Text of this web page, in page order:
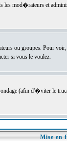
mod�rateurs et
ou groupes. Pour
si vous le voulez.
(afin d'�viter le
Mise en